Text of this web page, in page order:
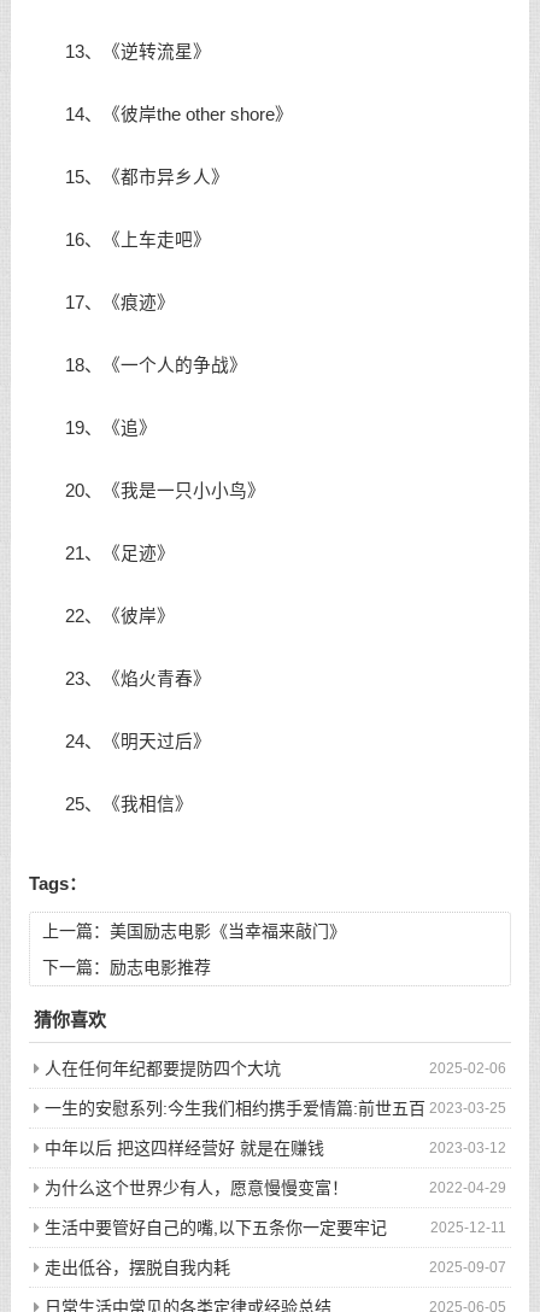
13、《逆转流星》
14、《彼岸the other shore》
15、《都市异乡人》
16、《上车走吧》
17、《痕迹》
18、《一个人的争战》
19、《追》
20、《我是一只小小鸟》
21、《足迹》
22、《彼岸》
23、《焰火青春》
24、《明天过后》
25、《我相信》
Tags：
上一篇： 美国励志电影《当幸福来敲门》
下一篇： 励志电影推荐
猜你喜欢
2025-02-06
人在任何年纪都要提防四个大坑
2023-03-25
一生的安慰系列:今生我们相约携手爱情篇:前世五百
次的回眸才换来今生的相遇
2023-03-12
中年以后 把这四样经营好 就是在赚钱
2022-04-29
为什么这个世界少有人，愿意慢慢变富！
2025-12-11
生活中要管好自己的嘴,以下五条你一定要牢记
2025-09-07
走出低谷，摆脱自我内耗
2025-06-05
日常生活中常见的各类定律或经验总结